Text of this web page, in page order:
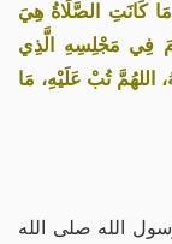
كَانَتِ الصَّلَاةُ هِيَ
فِي مَجْلِسِهِ الَّذِي
اللهُمَّ تُبْ عَلَيْهِ، مَا
الله صلی الله